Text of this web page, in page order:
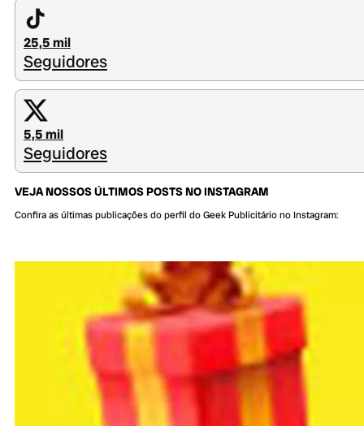
25,5 mil
Seguidores
5,5 mil
Seguidores
VEJA NOSSOS ÚLTIMOS POSTS NO INSTAGRAM
Confira as últimas publicações do perfil do Geek Publicitário no Instagram: